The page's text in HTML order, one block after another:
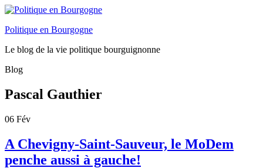
Politique en Bourgogne
Le blog de la vie politique bourguignonne
Blog
Pascal Gauthier
06 Fév
A Chevigny-Saint-Sauveur, le MoDem
penche aussi à gauche!